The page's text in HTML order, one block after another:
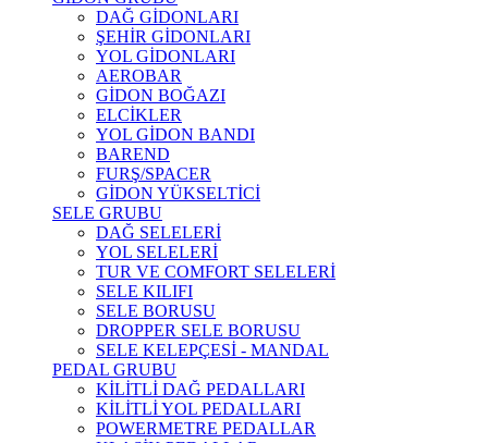
DAĞ GİDONLARI
ŞEHİR GİDONLARI
YOL GİDONLARI
AEROBAR
GİDON BOĞAZI
ELCİKLER
YOL GİDON BANDI
BAREND
FURŞ/SPACER
GİDON YÜKSELTİCİ
SELE GRUBU
DAĞ SELELERİ
YOL SELELERİ
TUR VE COMFORT SELELERİ
SELE KILIFI
SELE BORUSU
DROPPER SELE BORUSU
SELE KELEPÇESİ - MANDAL
PEDAL GRUBU
KİLİTLİ DAĞ PEDALLARI
KİLİTLİ YOL PEDALLARI
POWERMETRE PEDALLAR